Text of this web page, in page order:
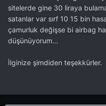
sitelerde gine 30 liraya
satanlar var sırf 10 15 bin
çamurluk değişse bi airbag
düşünüyorum...
İlginize şimdiden teşekkürler.